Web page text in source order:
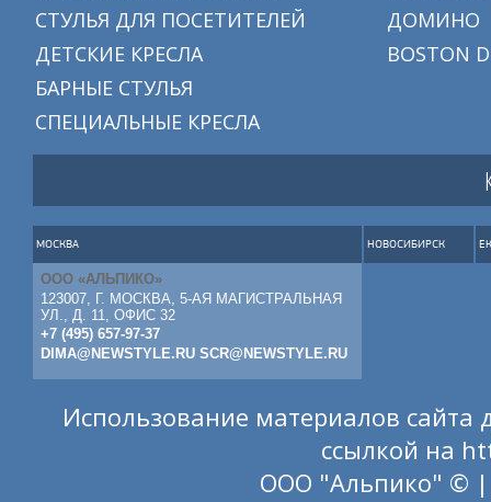
СТУЛЬЯ ДЛЯ ПОСЕТИТЕЛЕЙ
ДЕТСКИЕ КРЕСЛА
БАРНЫЕ СТУЛЬЯ
СПЕЦИАЛЬНЫЕ КРЕСЛА
ДОМИНО
BOSTON
МОСКВА
ООО «АЛЬПИКО»
123007, Г. МОСКВА, 5-АЯ МАГИСТРАЛЬНАЯ
УЛ., Д. 11, ОФИС 32
+7 (495) 657-97-37
DIMA@NEWSTYLE.RU SCR@NEWSTYLE.RU
НОВОСИБИРСК
Использование материалов сайта
ссылкой на
ООО "Альпико" © |